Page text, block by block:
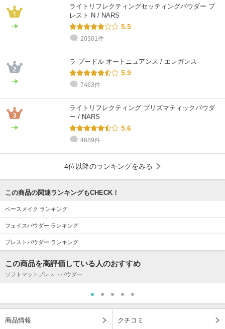
ライトリフレクティングセッティングパウダー プ
レスト N / NARS
5.5
20301件
ラ プードル オートニュアンス / エレガンス
5.9
7463件
ライトリフレクティング プリズマティックパウダ
ー / NARS
5.6
4689件
4位以降のランキングをみる
この商品の関連ランキングもCHECK！
ベースメイク ランキング
フェイスパウダー ランキング
プレストパウダー ランキング
この商品を高評価している人のおすすめ
ソフトマットプレストパウダー
商品情報 クチコミ